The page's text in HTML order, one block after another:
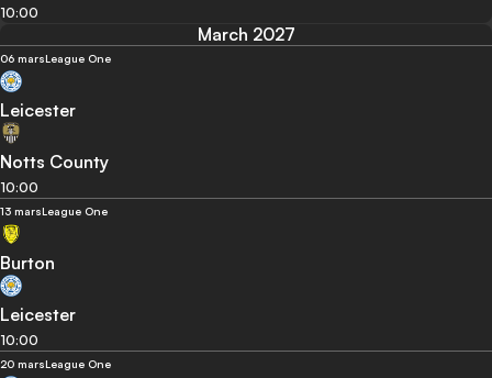
10:00
March 2027
06 marsLeague One
Leicester
Notts County
10:00
13 marsLeague One
Burton
Leicester
10:00
20 marsLeague One